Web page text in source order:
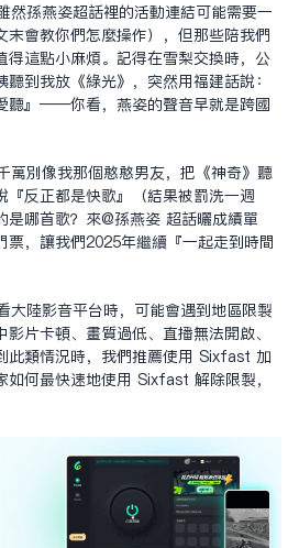
然孫燕姿超話裡的活動連結可能需要一
末會教你們怎麼操作），但那些陪我們
得這點小麻煩。記得在雪梨交換時，公
到我放《綠光》，突然用福建話說：
聽』——你看，燕姿的聲音早就是跨國
萬別像我那個憨憨男友，把《神奇》聽
『反正都是快歌』（結果被罰洗一週
是哪首歌？來@孫燕姿 超話曬成績單
票，讓我們2025年繼續『一起走到時間
大陸影音平台時，可能會遇到地區限制
片卡頓、畫質過低、直播無法開啟、
此類情況時，我們推薦使用 Sixfast 加
如何最快速地使用 Sixfast 解除限制，